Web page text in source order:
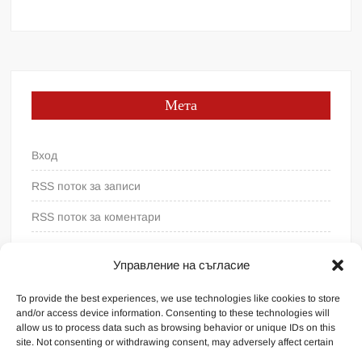
Управление на съгласие
To provide the best experiences, we use technologies like cookies to store
and/or access device information. Consenting to these technologies will
allow us to process data such as browsing behavior or unique IDs on this
site. Not consenting or withdrawing consent, may adversely affect certain
Мета
Вход
RSS поток за записи
RSS поток за коментари